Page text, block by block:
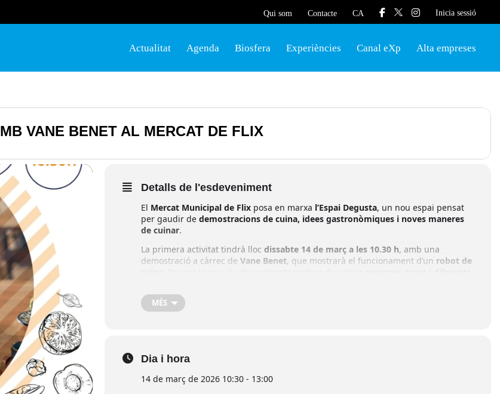
Qui som Contacte CA Inicia sessió
Actualitat Agenda Biosfera Experiències Canal eXp Alta empreses
VANE BENET AL MERCAT DE FLIX
Detalls de l'esdeveniment
El Mercat Municipal de Flix posa en marxa l’Espai Degusta, un nou espai pensat
per gaudir de demostracions de cuina, idees gastronòmiques i noves maneres
de cuinar.
La primera activitat tindrà lloc dissabte 14 de març a les 10.30 h, amb una
demostració a càrrec de Vane Benet, que mostrarà el funcionament d’un robot de
L’activitat es farà al
aprendre, inspirar-se i gaudir de la cuina en directe
MÉS
Dia i hora
14 de març de 2026 10:30 - 13:00